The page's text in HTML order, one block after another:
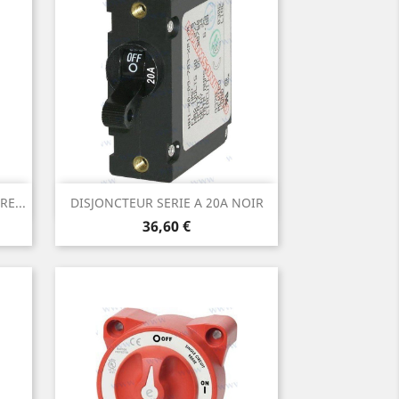
DISJONCTEUR SERIE A 20A NOIR
Prix
36,60 €
Aperçu rapide